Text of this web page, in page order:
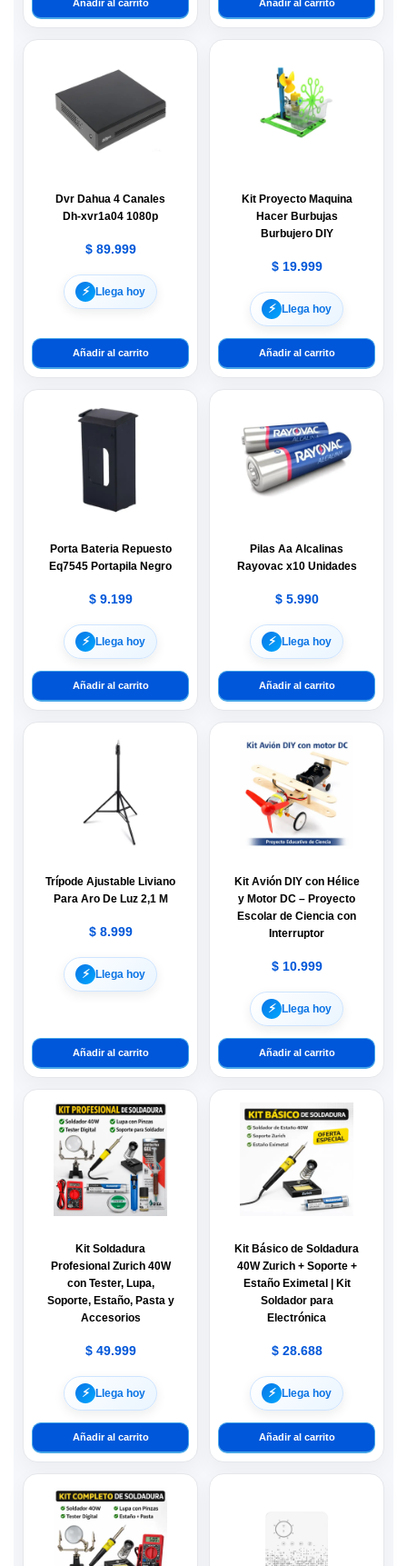
Añadir al carrito Añadir al carrito
Dvr Dahua 4 Canales
Dh-xvr1a04 1080p
$89.999
⚡︎ Llega hoy
Añadir al carrito
Kit Proyecto Maquina
Hacer Burbujas
Burbujero DIY
$19.999
⚡︎ Llega hoy
Añadir al carrito
Porta Bateria Repuesto
Eq7545 Portapila Negro
$9.199
⚡︎ Llega hoy
Añadir al carrito
Pilas Aa Alcalinas
Rayovac x10 Unidades
$5.990
⚡︎ Llega hoy
Añadir al carrito
Trípode Ajustable Liviano
Para Aro De Luz 2,1 M
$8.999
⚡︎ Llega hoy
Añadir al carrito
Kit Avión DIY con Hélice
y Motor DC – Proyecto
Escolar de Ciencia con
Interruptor
$10.999
⚡︎ Llega hoy
Añadir al carrito
Kit Soldadura
Profesional Zurich 40W
con Tester, Lupa,
Soporte, Estaño, Pasta y
Accesorios
$49.999
⚡︎ Llega hoy
Añadir al carrito
Kit Básico de Soldadura
40W Zurich + Soporte +
Estaño Eximetal | Kit
Soldador para
Electrónica
$28.688
⚡︎ Llega hoy
Añadir al carrito